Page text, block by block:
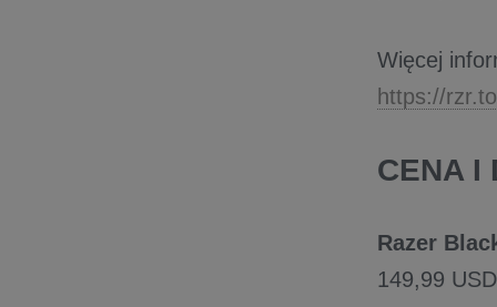
Więcej
https://
CENA I
Razer
149,99